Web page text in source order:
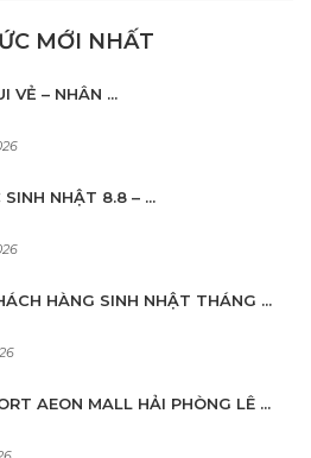
MỚI NHẤT
VẺ – NHÂN ...
NHẬT 8.8 – ...
HÀNG SINH NHẬT THÁNG ...
AEON MALL HẢI PHÒNG LÊ ...